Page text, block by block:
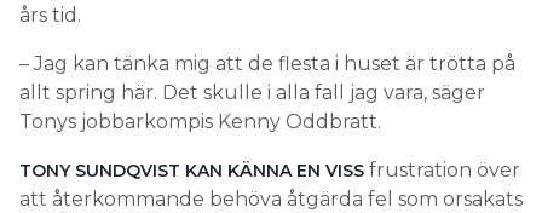
års tid.
– Jag kan tänka mig att de flesta i huset är trötta på
allt spring här. Det skulle i alla fall jag vara, säger
Tonys jobbarkompis Kenny Oddbratt.
TONY SUNDQVIST KAN KÄNNA EN VISS frustration över
att återkommande behöva åtgärda fel som orsakats